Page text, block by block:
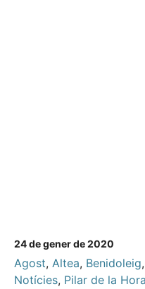
24 de gener de 2020
Agost, Altea, Benidoleig,
Notícies, Pilar de la